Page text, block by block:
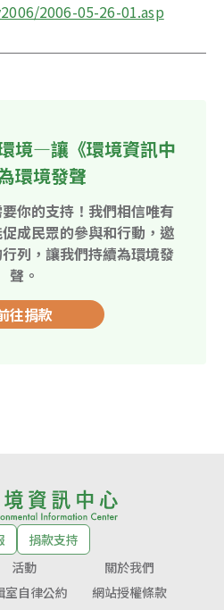
2006-05-26-01.asp
境—讓《環境資訊中
環境發聲
你的支持！我們相信唯有
成民眾的參與和行動，邀
列，讓我們持續為環境發
聲。
往捐款
捐款支持
活動
關於我們
室自律公約
網站授權條款